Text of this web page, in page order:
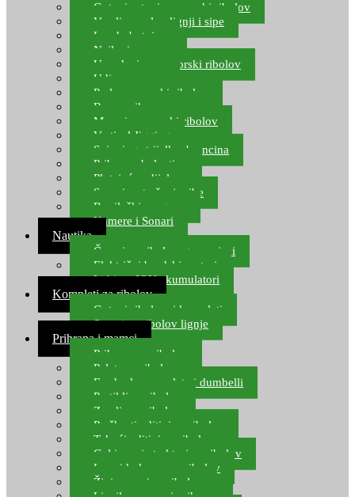
Gotovi setovi za morski ribolov
Varalice za lov lignji i sipe
Lov hobotnice
Najloni za more
Upredenice za morski ribolov
Udice za more
Perle za morski ribolov
Brum prihrana za more
Mamci za morski ribolov
Vertical Jigging
Spinning strijelke, brancina
Pribor za bolentino
Plutajuća odijela
Sonari za traženje ribe
Ronilački program
Kamere i Sonari
Nautika
Čamci za ribolov, gumenjaci
Električni brodski motori
Lithium ION akumulatori
Kompleti za ribolov
Gotovi ribolovni kompleti
Setovi za ribolov lignje
Prihrana i mamci
Prihrana za ribolov
Pelete za ribolov
Feeder lovne pelete i dumbelli
Partikli za ribolov
Zemlja za ribolov
Praškasti aditivi za ribolov
Tekući aditivi za ribolov
Gel i sprej atraktori za ribolov
Lovni kukuruz za ribolov
Živi mamci za ribolov